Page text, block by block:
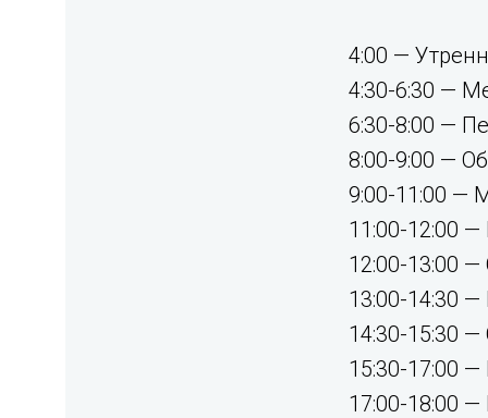
4:00 —
4:30-6:30 —
6:30-8:00 —
8:00-9:00 —
9:00-11:00 —
11:00-12:00
12:00-13:00
13:00-14:30
14:30-15:30
15:30-17:00
17:00-18:00